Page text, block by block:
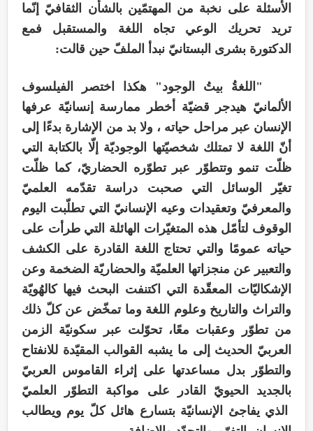
الأسئلة على نخبة من المهتمّين بالشأن الثقافيّ إنّما
تريد تحريك الوعي تجاه اللغة والمستقبل فمع
الدكتورة بشرى البستانيّ نبدأ الملفّ حين قالت:
"اللغةُ بيتُ الوجود" هكذا اختصر الفيلسوف
الألمانيّ هيدجر قضيّة أخطر ممارسة إنسانيّة عرفها
الإنسان عبر مراحل حياته ، ولا بد من الإشارة بدءًا إلى
أنّ اللغة لا تمتلك شخصيّتها الوجوديّة إلّا بالكتابة التي
ظلّت تنمو وتتطوّر عبر تطوّره الحضاريّ، كما ظلّت
تغيّر الوسائل التي صحبت دراسة تقدّمه العلميّ
والمعرفيّ وتعقيدات وعيه الإنسانيّ التي تطلّبت اليوم
الوقوف لتأمّل هذه المتغيّرات الهائلة التي طرأت على
حياته عمومًا والتي تحتاج اللغة القادرة على الكشف
والتعبير عن منجزاتها العلميّة والحضاريّة الضخمة وعن
الإشكاليّات المعقّدة التي اكتنفت البحث فيها كالهُويّة
والتراث والتاريخ وعلوم اللغة وما تمخّض عن كلّ ذلك
من تطوّر وعقبات معًا، تحوّلت عبر سكونيّة الزمن
العربيّ الحديث إلى ما يشبه القوالب المقيّدة للانفتاح
والتطوّر بدل مساعدتها على إثراء القاموس العربيّ
بالجديد الحيويّ القادر على مواكبة التطوّر العلميّ
الذي يفاجئ الإنسانيّة بتسارع هائل كلّ يوم ويطالب